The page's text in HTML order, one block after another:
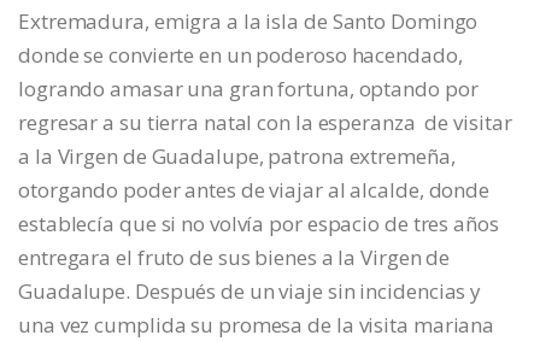
Extremadura, emigra a la isla de Santo Domingo
donde se convierte en un poderoso hacendado,
logrando amasar una gran fortuna, optando por
regresar a su tierra natal con la esperanza de visitar
a la Virgen de Guadalupe, patrona extremeña,
otorgando poder antes de viajar al alcalde, donde
establecía que si no volvía por espacio de tres años
entregara el fruto de sus bienes a la Virgen de
Guadalupe. Después de un viaje sin incidencias y
una vez cumplida su promesa de la visita mariana